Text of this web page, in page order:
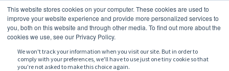
This website stores cookies on your computer. These cookies are used to
improve your website experience and provide more personalized services to
you, both on this website and through other media. To find out more about the
cookies we use, see our Privacy Policy.
We won't track your information when you visit our site. But in order to
comply with your preferences, we'll have to use just one tiny cookie so that
you're not asked to make this choice again.
918.258.8551 ventes@zeeco.com